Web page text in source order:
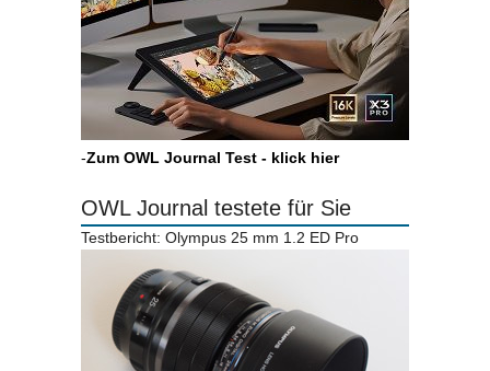
-Zum OWL Journal Test - klick hier
OWL Journal testete für Sie
Testbericht: Olympus 25 mm 1.2 ED Pro